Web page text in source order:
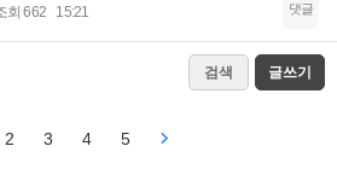
회 662 15:21 댓글
검색 글쓰기
2 3 4 5